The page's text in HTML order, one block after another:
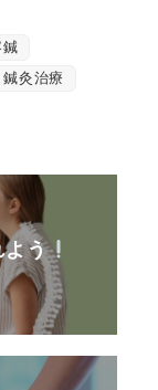
鍼
鍼灸治療
よう